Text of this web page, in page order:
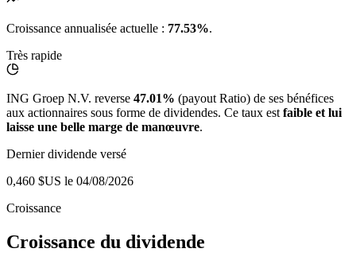
Croissance annualisée actuelle : 77.53%.
Très rapide
ING Groep N.V. reverse 47.01% (payout Ratio) de ses bénéfices
aux actionnaires sous forme de dividendes. Ce taux est faible et lui
laisse une belle marge de manœuvre.
Dernier dividende versé
0,460 $US le 04/08/2026
Croissance
Croissance du dividende